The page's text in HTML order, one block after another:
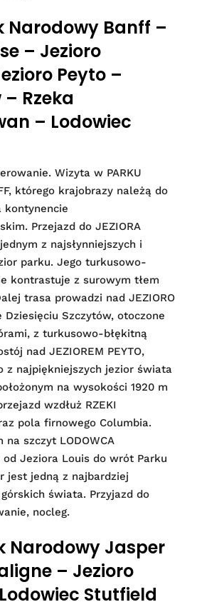
Narodowy Banff –
– Jezioro
Peyto –
Rzeka
– Lodowiec
Wizyta w PARKU
którego krajobrazy należą do
kontynencie
Przejazd do JEZIORA
z najsłynniejszych i
parku. Jego turkusowo-
kontrastuje z surowym tłem
trasa prowadzi nad JEZIORO
Dziesięciu Szczytów, otoczone
z turkusowo-błękitną
nad JEZIOREM PEYTO,
z najpiękniejszych jezior świata
na wysokości 1920 m
wzdłuż RZEKI
pola firnowego Columbia.
na szczyt LODOWCA
od Jeziora Louis do wrót Parku
jest jedną z najbardziej
świata. Przyjazd do
nocleg.
Narodowy Jasper
– Jezioro
Stutfield